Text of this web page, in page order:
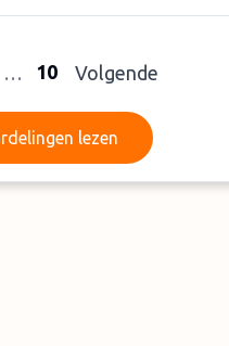
… 10 Volgende
Meer beoordelingen lezen
lezen